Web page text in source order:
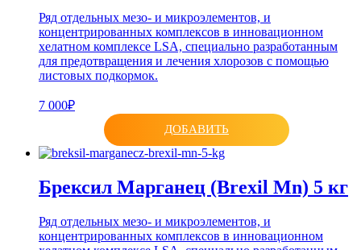
Ряд отдельных мезо- и микроэлементов, и
концентрированных комплексов в инновационном
хелатном комплексе LSA, специально разработанным
для предотвращения и лечения хлорозов с помощью
листовых подкормок.
7 000₽
ДОБАВИТЬ
Брексил Марганец (Brexil Mn) 5 кг
Ряд отдельных мезо- и микроэлементов, и
концентрированных комплексов в инновационном